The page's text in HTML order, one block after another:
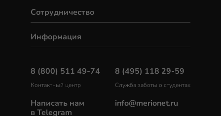
Сотрудничество
Информация
8 (800) 511 49-74
Контактный центр
Написать нам
в Telegram
8 (495) 118 29-59
Служба заботы о студентах
info@merionet.ru